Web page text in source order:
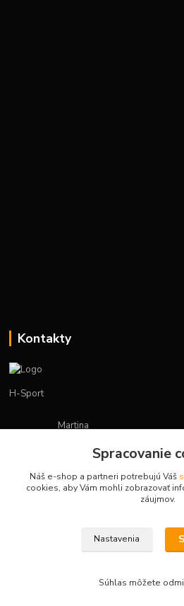
Kontakty
H-Sport
Martina
(Po-Pia, 7-15 hod.)
obchod.hsport@gmail.com
Vytvorené na
Spracovanie
Náš e-shop a partneri potrebujú Váš
cookies, aby Vám mohli zobrazovať
záujmov.
Nastavenia
Súhlas môžete